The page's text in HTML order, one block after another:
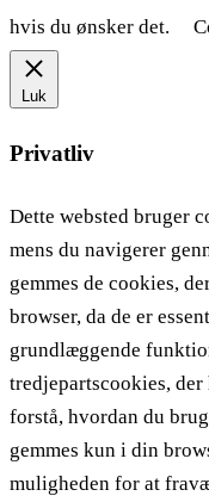
hvis du ønsker det.
Luk
Privatliv
Dette websted bruger
mens du navigerer
gemmes de cookies,
browser, da de er
grundlæggende
tredjepartscookies,
forstå, hvordan du
gemmes kun i din
muligheden for at